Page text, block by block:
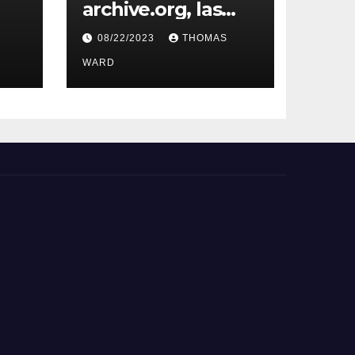
archive.org, las
herramientas
filológicas yHoras
de lucha
08/22/2023 THOMAS
WARD